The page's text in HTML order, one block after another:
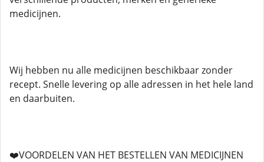
medicijnen.
Wij hebben nu alle medicijnen beschikbaar zonder
recept. Snelle levering op alle adressen in het hele land
en daarbuiten.
❤️VOORDELEN VAN HET BESTELLEN VAN MEDICIJNEN